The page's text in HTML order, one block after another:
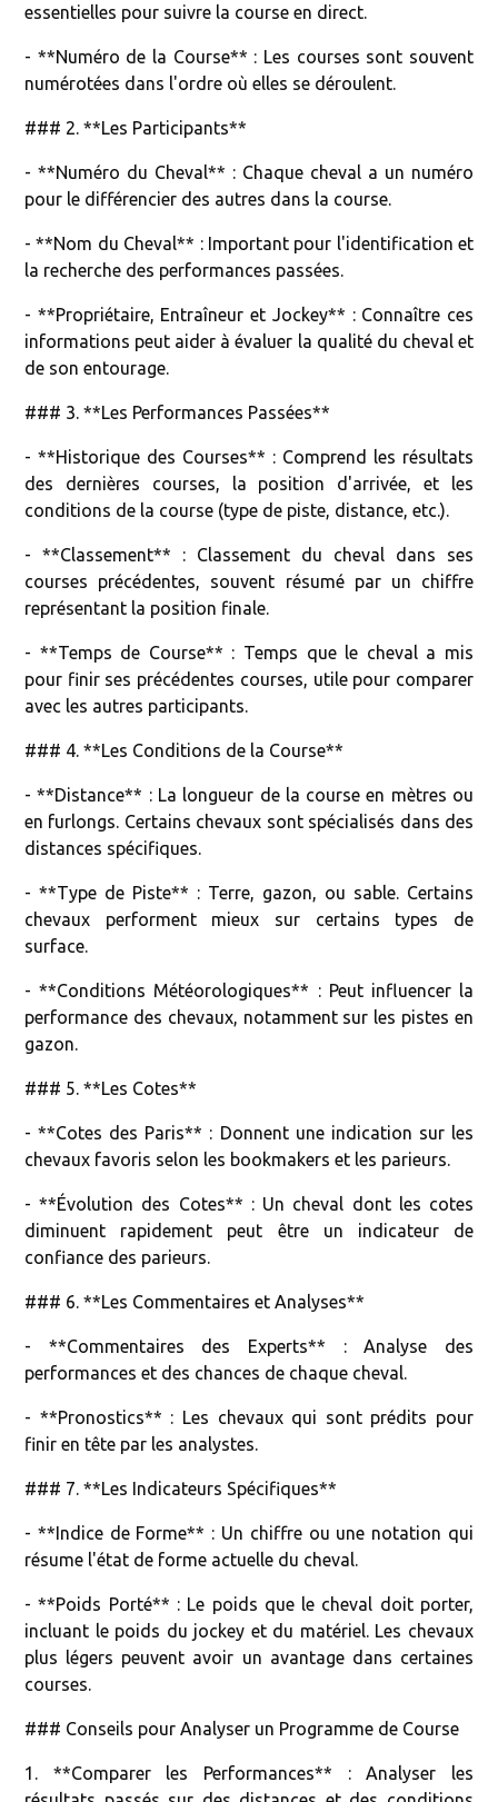
essentielles pour suivre la course en direct.
- **Numéro de la Course** : Les courses sont souvent
numérotées dans l'ordre où elles se déroulent.
### 2. **Les Participants**
- **Numéro du Cheval** : Chaque cheval a un numéro
pour le différencier des autres dans la course.
- **Nom du Cheval** : Important pour l'identification et
la recherche des performances passées.
- **Propriétaire, Entraîneur et Jockey** : Connaître ces
informations peut aider à évaluer la qualité du cheval et
de son entourage.
### 3. **Les Performances Passées**
- **Historique des Courses** : Comprend les résultats
des dernières courses, la position d'arrivée, et les
conditions de la course (type de piste, distance, etc.).
- **Classement** : Classement du cheval dans ses
courses précédentes, souvent résumé par un chiffre
représentant la position finale.
- **Temps de Course** : Temps que le cheval a mis
pour finir ses précédentes courses, utile pour comparer
avec les autres participants.
### 4. **Les Conditions de la Course**
- **Distance** : La longueur de la course en mètres ou
en furlongs. Certains chevaux sont spécialisés dans des
distances spécifiques.
- **Type de Piste** : Terre, gazon, ou sable. Certains
chevaux performent mieux sur certains types de
surface.
- **Conditions Météorologiques** : Peut influencer la
performance des chevaux, notamment sur les pistes en
gazon.
### 5. **Les Cotes**
- **Cotes des Paris** : Donnent une indication sur les
chevaux favoris selon les bookmakers et les parieurs.
- **Évolution des Cotes** : Un cheval dont les cotes
diminuent rapidement peut être un indicateur de
confiance des parieurs.
### 6. **Les Commentaires et Analyses**
- **Commentaires des Experts** : Analyse des
performances et des chances de chaque cheval.
- **Pronostics** : Les chevaux qui sont prédits pour
finir en tête par les analystes.
### 7. **Les Indicateurs Spécifiques**
- **Indice de Forme** : Un chiffre ou une notation qui
résume l'état de forme actuelle du cheval.
- **Poids Porté** : Le poids que le cheval doit porter,
incluant le poids du jockey et du matériel. Les chevaux
plus légers peuvent avoir un avantage dans certaines
courses.
### Conseils pour Analyser un Programme de Course
1. **Comparer les Performances** : Analyser les